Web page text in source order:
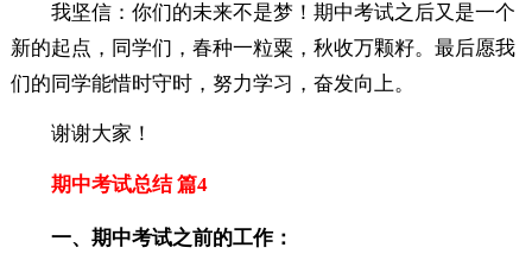
我坚信：你们的未来不是梦！期中考试之后又是一个
新的起点，同学们，春种一粒粟，秋收万颗籽。最后愿我
们的同学能惜时守时，努力学习，奋发向上。
谢谢大家！
期中考试总结 篇4
一、期中考试之前的工作：